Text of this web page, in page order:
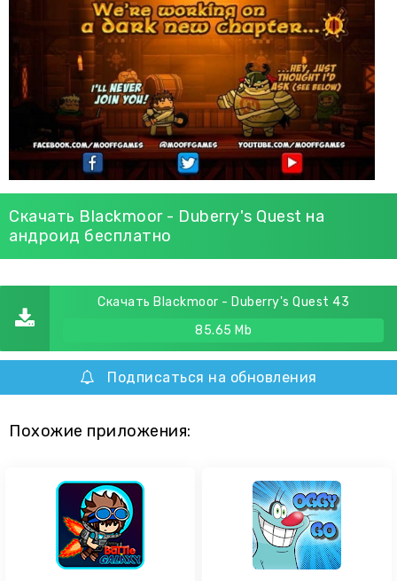
Скачать Blackmoor - Duberry's Quest на
андроид бесплатно
Скачать Blackmoor - Duberry's Quest 43
85.65 Mb
Подписаться на обновления
Похожие приложения: